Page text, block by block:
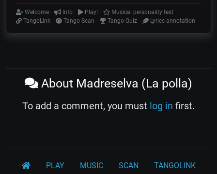
Welcome Info Play!
Musical personality test
TangoLink
Tango Scan Tango Quiz Lyrics annotation
About Madreselva (La polla)
To add a comment, you must log in first.
PLAY MUSIC SCAN TANGOLINK